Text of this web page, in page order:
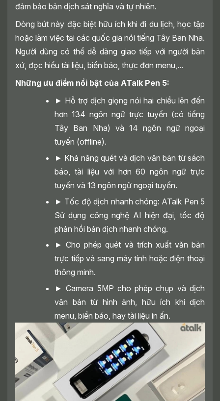
đảm bảo bản dịch sát nghĩa và tự nhiên.
Dòng bút này đặc biệt hữu ích khi đi du lịch, học tập
hoặc làm việc tại các quốc gia nói tiếng Tây Ban Nha.
Người dùng có thể dễ dàng giao tiếp với người bản
xứ, đọc hiểu tài liệu, biển báo, thực đơn menu,...
Những ưu điểm nổi bật của ATalk Pen 5:
► Hỗ trợ dịch giọng nói hai chiều lên đến
hơn 134 ngôn ngữ trực tuyến (có tiếng
Tây Ban Nha) và 14 ngôn ngữ ngoại
tuyến (offline).
► Khả năng quét và dịch văn bản từ sách
báo, tài liệu với hơn 60 ngôn ngữ trực
tuyến và 13 ngôn ngữ ngoại tuyến.
► Tốc độ dịch nhanh chóng: ATalk Pen 5
Sử dụng công nghệ AI hiện đại, tốc độ
phản hồi bản dịch nhanh chóng.
► Cho phép quét và trích xuất văn bản
trực tiếp và sang máy tính hoặc điện thoại
thông minh.
► Camera 5MP cho phép chụp và dịch
văn bản từ hình ảnh, hữu ích khi dịch
menu, biển báo, hay tài liệu in ấn.